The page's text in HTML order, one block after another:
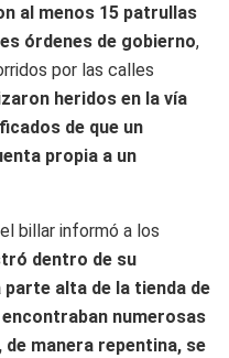
al menos 15 patrullas
órdenes de gobierno,
por las calles
heridos en la vía
de que un
propia a un
billar informó a los
dentro de su
alta de la tienda de
encontraban numerosas
manera repentina, se